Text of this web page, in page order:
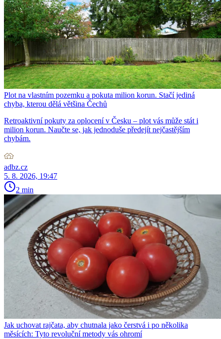
Plot na vlastním pozemku a pokuta milion korun. Stačí jediná
chyba, kterou dělá většina Čechů
Retroaktivní pokuty za oplocení v Česku – plot vás může stát i
milion korun. Naučte se, jak jednoduše předejít nejčastějším
chybám.
adbz.cz
5. 8. 2026, 19:47
2 min
Jak uchovat rajčata, aby chutnala jako čerstvá i po několika
měsících: Tyto revoluční metody vás ohromí